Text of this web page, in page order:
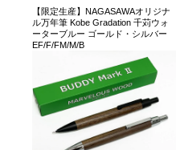
【限定生産】NAGASAWAオリジナ
ル万年筆 Kobe Gradation 千苅ウォ
ーターブルー ゴールド・シルバー
EF/F/FM/M/B